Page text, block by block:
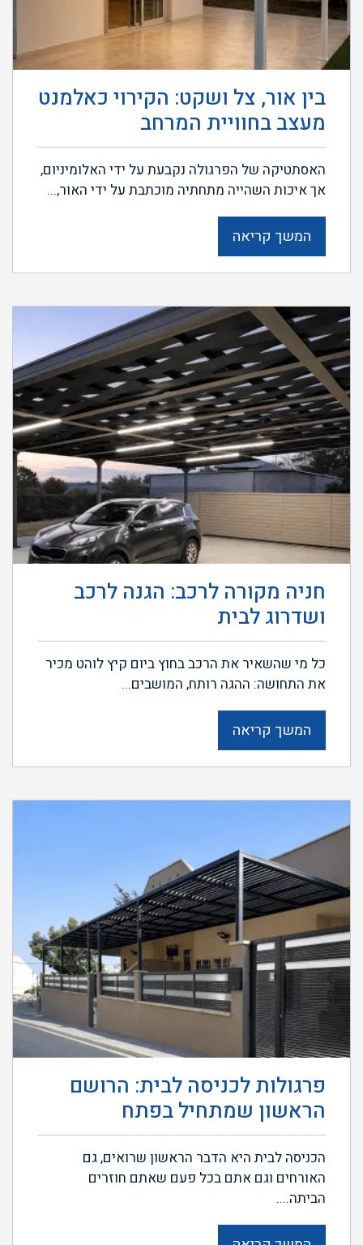
בין אור, צל ושקט: הקירוי כאלמנט
מעצב בחוויית המרחב
האסתטיקה של הפרגולה נקבעת על ידי האלומיניום,
אך איכות השהייה מתחתיה מוכתבת על ידי האור,...
המשך קריאה
חניה מקורה לרכב: הגנה לרכב
ושדרוג לבית
כל מי שהשאיר את הרכב בחוץ ביום קיץ לוהט מכיר
את התחושה: ההגה רותח, המושבים...
המשך קריאה
פרגולות לכניסה לבית: הרושם
הראשון שמתחיל בפתח
הכניסה לבית היא הדבר הראשון שרואים, גם
האורחים וגם אתם בכל פעם שאתם חוזרים
הביתה....